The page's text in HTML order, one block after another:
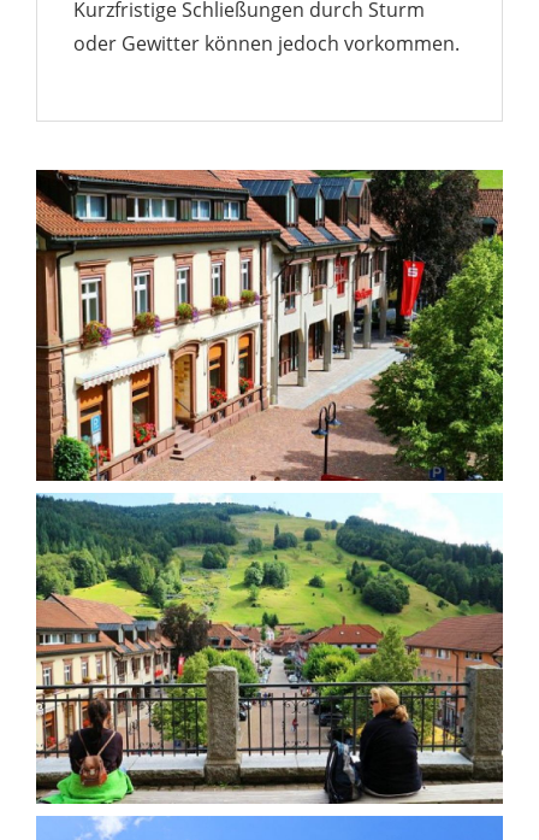
Kurzfristige Schließungen durch Sturm
oder Gewitter können jedoch vorkommen.